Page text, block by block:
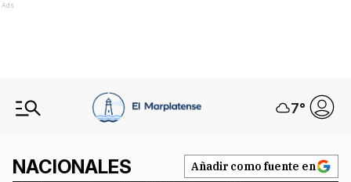
Ads
7°
NACIONALES Añadir como fuente en